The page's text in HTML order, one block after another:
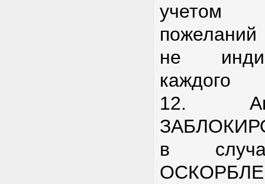
учетом
не
каждого
12.
в